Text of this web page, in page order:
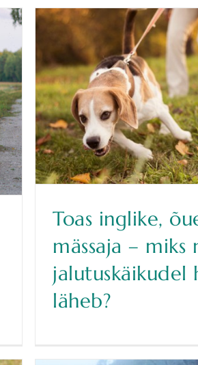
Toas inglike,
mässaja – miks
jalutuskäikudel
läheb?